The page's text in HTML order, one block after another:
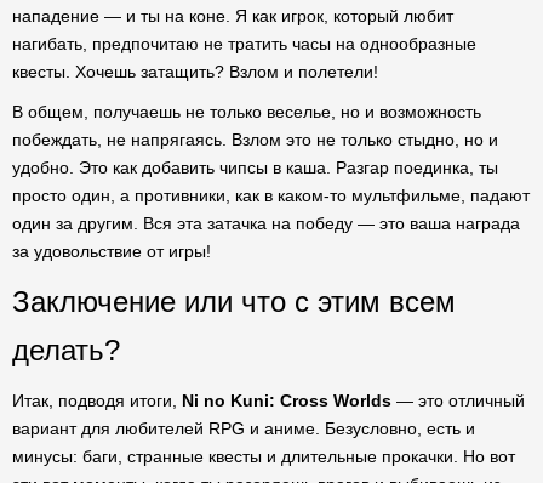
нападение — и ты на коне. Я как игрок, который любит
нагибать, предпочитаю не тратить часы на однообразные
квесты. Хочешь затащить? Взлом и полетели!
В общем, получаешь не только веселье, но и возможность
побеждать, не напрягаясь. Взлом это не только стыдно, но и
удобно. Это как добавить чипсы в каша. Разгар поединка, ты
просто один, а противники, как в каком-то мультфильме, падают
один за другим. Вся эта затачка на победу — это ваша награда
за удовольствие от игры!
Заключение или что с этим всем
делать?
Итак, подводя итоги, Ni no Kuni: Cross Worlds — это отличный
вариант для любителей RPG и аниме. Безусловно, есть и
минусы: баги, странные квесты и длительные прокачки. Но вот